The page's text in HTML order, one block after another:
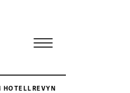
HOTELLREVYN